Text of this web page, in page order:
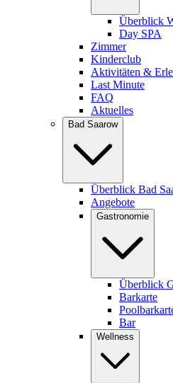
Überblick
Day SPA
Zimmer
Kinderclub
Aktivitäten &
Last Minute
FAQ
Aktuelles
Bad Saarow
Überblick Bad
Angebote
Gastronomie
Überblick
Barkarte
Bar
Wellness